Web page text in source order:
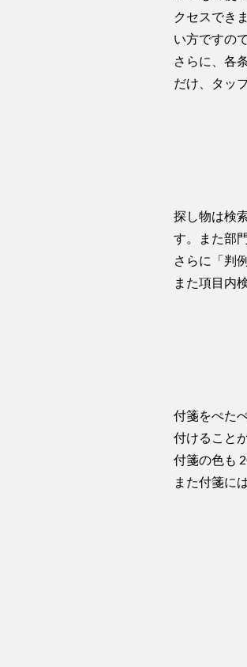
クセスでき
い方ですの
さらに、各
だけ、タッ
探し物は検
す。また部
さらに「判
また項目内
付箋をぺた
付けること
付箋の色も
また付箋に